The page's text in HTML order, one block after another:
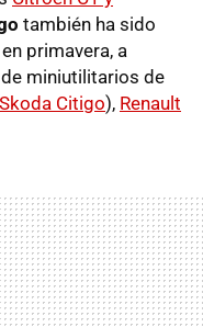
también ha sido
primavera, a
miniutilitarios de
Skoda Citigo), Renault